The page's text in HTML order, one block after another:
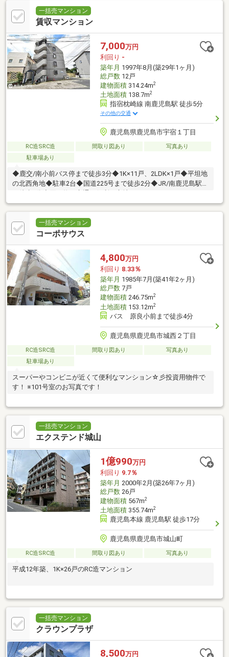
一括売マンション
賃収マンション
7,000万円
利回り -
築年月 1997年8月(築29年1ヶ月)
総戸数12戸
建物面積314.24m2
土地面積138.7m2
指宿枕崎線 南鹿児島駅 徒歩5分
その他の交通
鹿児島県鹿児島市宇宿１丁目
RC造SRC造 間取り図あり
写真あり
駐車場あり
◆鹿交/南小前バス停まで徒歩3分◆1K×11戸、2LDK×1戸◆平坦地
の北西角地◆駐車2台◆国道225号まで徒歩2分◆JR/南鹿児島駅ま
一括売マンション
コーポサウス
4,800万円
利回り 8.33％
築年月 1985年7月(築41年2ヶ月)
総戸数7戸
建物面積246.75m2
土地面積153.12m2
バス 原良小前まで徒歩4分
鹿児島県鹿児島市城西２丁目
RC造SRC造 間取り図あり
写真あり
駐車場あり
スーパーやコンビニが近くて便利なマンション☆彡投資用物件で
す！ ※101号室のお写真です！
一括売マンション
エクステンド城山
1億990万円
利回り 9.7％
築年月 2000年2月(築26年7ヶ月)
総戸数26戸
建物面積567m2
土地面積355.74m2
鹿児島本線 鹿児島駅 徒歩17分
鹿児島県鹿児島市城山町
RC造SRC造 間取り図あり 写真あり
平成12年築、1K×26戸のRC造マンション
一括売マンション
クラウンプラザ
8,500万円